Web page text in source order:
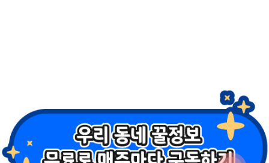
✅ 지원 소식 상세 보기 ▼
https://gwanak.familynet.or.kr/center/lay1/p